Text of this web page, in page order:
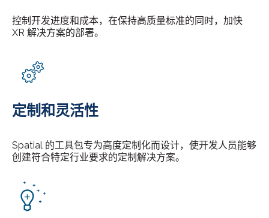
控制开发进度和成本，在保持高质量标准的同时，加快
XR 解决方案的部署。
定制和灵活性
Spatial 的工具包专为高度定制化而设计，使开发人员能够
创建符合特定行业要求的定制解决方案。